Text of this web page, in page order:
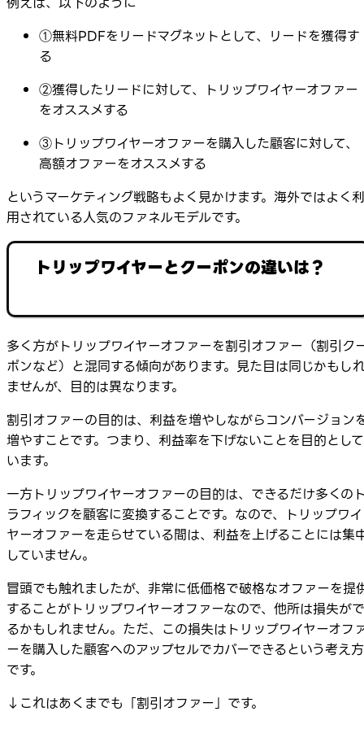
①無料PDFをリードマグネットとして、リードを獲得す
る
②獲得したリードに対して、トリップワイヤーオファー
をオススメする
③トリップワイヤーオファーを購入した顧客に対して、
高額オファーをオススメする
というマーケティング戦略もよく見かけます。海外ではよく利
用されている人気のファネルモデルです。
トリップワイヤーとクーポンの違いは？
多く方がトリップワイヤーオファーを割引オファー（割引ク
ポンなど）と混同する傾向があります。見た目は同じかもし
ませんが、目的は異なります。
割引オファーの目的は、利益を増やしながらコンバージョン
増やすことです。つまり、利益率を下げないことを目的として
います。
一方トリップワイヤーオファーの目的は、できるだけ多くの
ラフィックを顧客に変換することです。なので、トリップワイ
ヤーオファーを走らせている間は、利益を上げることには集
していません。
冒頭でも触れましたが、非常に低価格で破格なオファーを提
することがトリップワイヤーオファーなので、他所は損失がで
るかもしれません。ただ、この損失はトリップワイヤーオフ
ーを購入した顧客へのアップセルでカバーできるという考え方
です。
↓これはあくまでも「割引オファー」です。